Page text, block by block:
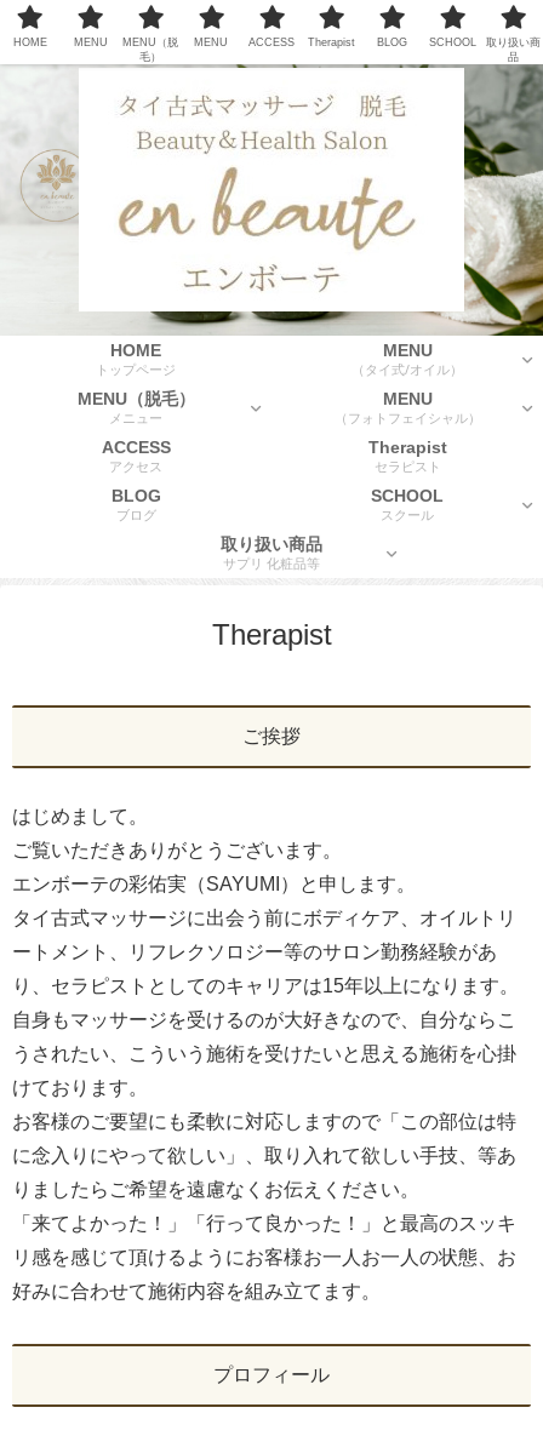
HOME
トップページ
MENU
（タイ式/オイル）
MENU（脱毛）
メニュー
MENU
（フォトフェイシャル）
ACCESS
アクセス
Therapist
セラピスト
BLOG
ブログ
SCHOOL
スクール
取り扱い商品
サプリ 化粧品等
Therapist
ご挨拶
はじめまして。
ご覧いただきありがとうございます。
エンボーテの彩佑実（SAYUMI）と申します。
タイ古式マッサージに出会う前にボディケア、オイルトリ
ートメント、リフレクソロジー等のサロン勤務経験があ
り、セラピストとしてのキャリアは15年以上になります。
自身もマッサージを受けるのが大好きなので、自分ならこ
うされたい、こういう施術を受けたいと思える施術を心掛
けております。
お客様のご要望にも柔軟に対応しますので「この部位は特
に念入りにやって欲しい」、取り入れて欲しい手技、等あ
りましたらご希望を遠慮なくお伝えください。
「来てよかった！」「行って良かった！」と最高のスッキ
リ感を感じて頂けるようにお客様お一人お一人の状態、お
好みに合わせて施術内容を組み立てます。
プロフィール
HOME MENU
MENU（脱
毛）
MENU ACCESS Therapist BLOG SCHOOL
取り扱い商
品